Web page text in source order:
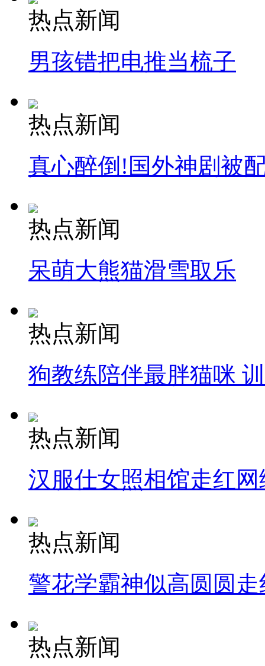
热点新闻
男孩错把电推当梳子
热点新闻
真心醉倒!国外神剧被
热点新闻
呆萌大熊猫滑雪取乐
热点新闻
狗教练陪伴最胖猫咪
热点新闻
汉服仕女照相馆走红网
热点新闻
警花学霸神似高圆圆走
热点新闻